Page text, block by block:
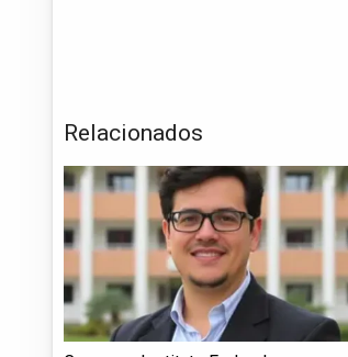
Relacionados